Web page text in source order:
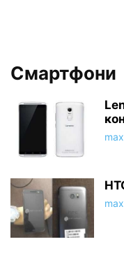
Смартфони